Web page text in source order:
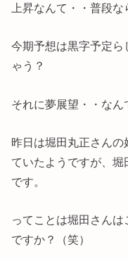
上昇なんて・・普段
今期予想は黒字予定
ゃう？
それに夢展望・・なん
昨日は堀田丸正さん
ていたようですが、
です。
ってことは堀田さん
ですか？（笑）